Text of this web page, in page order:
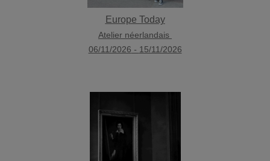
Europe Today
Atelier néerlandais
06/11/2026 - 15/11/2026